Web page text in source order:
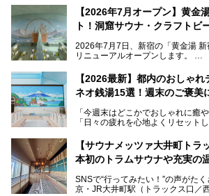
【2026年7月オープン】黄金
ト！洞窟サウナ・クラフトビ
2026年7月7日、新宿の「黄金湯
リニューアルオープンします。
レトロでノスタルジックなタイル
を知る地元の人にも、新しく足を
る、今の時代の"銭湯"として生まれ
ビアバーなど、新しく登場したス
す。充実した設備があるのに、基
【2026最新】都内のおしゃれ
ネオ銭湯15選！週末のご褒美
「今週末はどこかでおしゃれに癒
「日々の疲れを心地よくリセット
となっている新しいスタイルの銭
最近、SNSやメディアで「デザイ
本記事では、そもそもこれらがど
【サウナメッツァ大井町トラ
本初のトラムサウナや充実の
SNSで“行ってみたい！”の声がた
京・JR大井町駅（トラックス口／